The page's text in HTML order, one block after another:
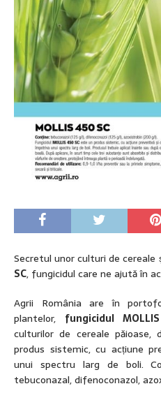
Secretul unor culturi de cereale
SC, fungicidul care ne ajută în
Agrii România are în
plantelor, fungicidul
culturilor de cereale
produs sistemic, cu acțiune
unui spectru larg de boli.
tebuconazal, difenoconazol,